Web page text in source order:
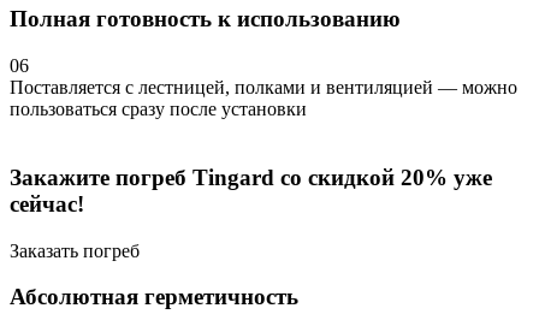
Полная готовность к использованию
06
Поставляется с лестницей, полками и вентиляцией — можно
пользоваться сразу после установки
Закажите погреб Tingard со скидкой 20% уже
сейчас!
Заказать погреб
Абсолютная герметичность